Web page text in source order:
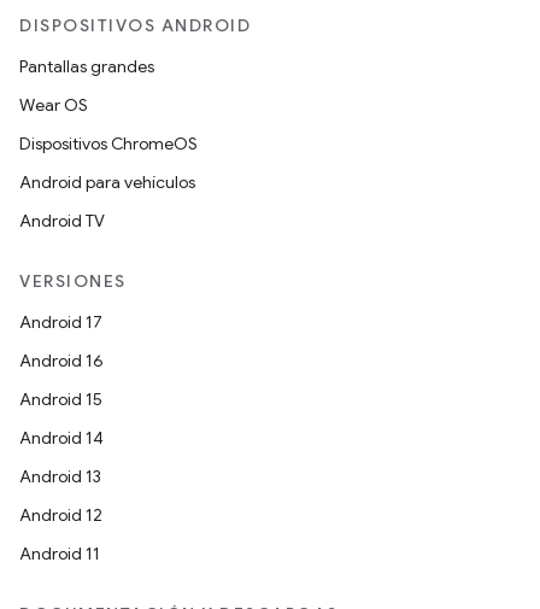
DISPOSITIVOS ANDROID
Pantallas grandes
Wear OS
Dispositivos ChromeOS
Android para vehículos
Android TV
VERSIONES
Android 17
Android 16
Android 15
Android 14
Android 13
Android 12
Android 11